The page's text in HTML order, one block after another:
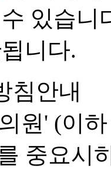
있습니
니다.
침안내
원' (이
중요시